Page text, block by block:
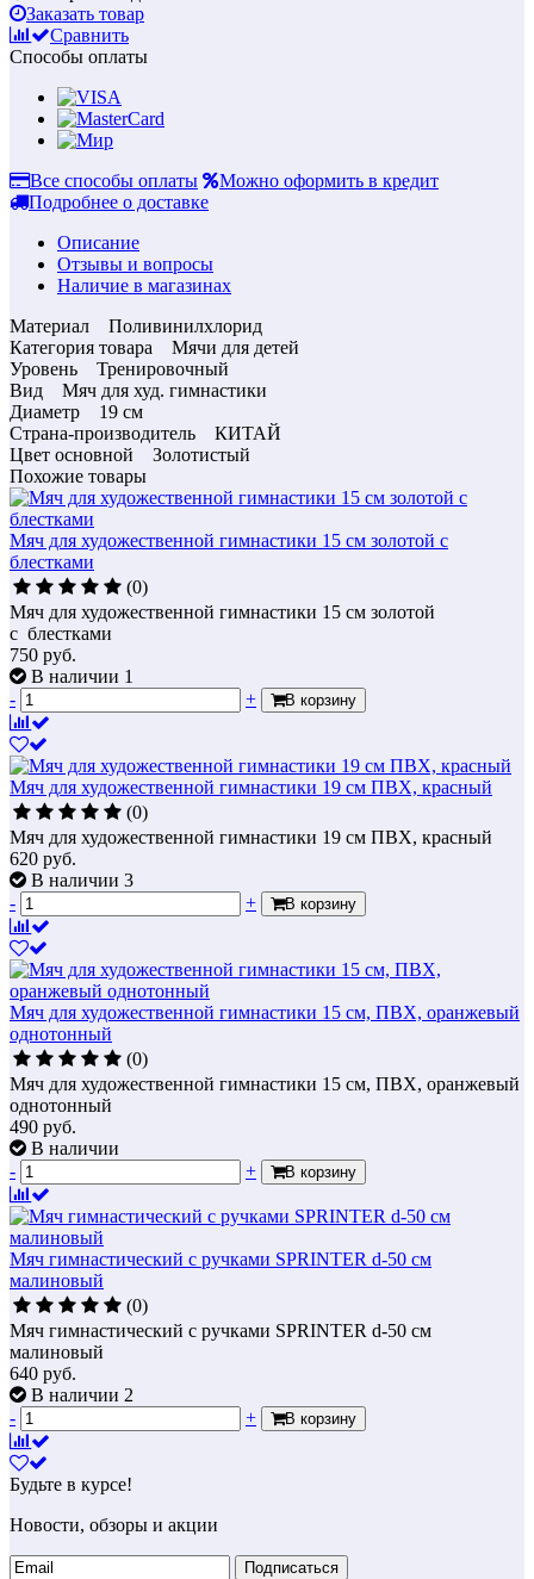
Заказать товар
Сравнить
Способы оплаты
Все способы оплаты
Можно оформить в кредит
Подробнее о доставке
Описание
Отзывы и вопросы
Наличие в магазинах
Материал Поливинилхлорид
Категория товара Мячи для детей
Уровень Тренировочный
Вид Мяч для худ. гимнастики
Диаметр 19 см
Страна-производитель КИТАЙ
Цвет основной Золотистый
Похожие товары
Мяч для художественной гимнастики 15 см золотой с
блестками
(0)
Мяч для художественной гимнастики 15 см золотой
с блестками
750 руб.
В наличии 1
-
+ В корзину
Мяч для художественной гимнастики 19 см ПВХ, красный
(0)
Мяч для художественной гимнастики 19 см ПВХ, красный
620 руб.
В наличии 3
-
+ В корзину
Мяч для художественной гимнастики 15 см, ПВХ, оранжевый
однотонный
(0)
Мяч для художественной гимнастики 15 см, ПВХ, оранжевый
однотонный
490 руб.
В наличии
-
+ В корзину
Мяч гимнастический с ручками SPRINTER d-50 см
малиновый
(0)
Мяч гимнастический с ручками SPRINTER d-50 см
малиновый
640 руб.
В наличии 2
-
+ В корзину
Будьте в курсе!
Новости, обзоры и акции
Подписаться